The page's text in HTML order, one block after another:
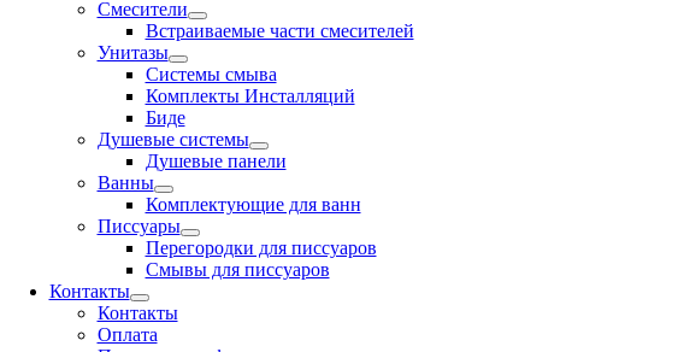
Смесители
Встраиваемые части смесителей
Унитазы
Системы смыва
Комплекты Инсталляций
Биде
Душевые системы
Душевые панели
Ванны
Комплектующие для ванн
Писсуары
Перегородки для писсуаров
Смывы для писсуаров
Контакты
Контакты
Оплата